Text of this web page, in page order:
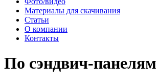
Материалы для скачивания
Статьи
О компании
Контакты
По сэндвич-панелям